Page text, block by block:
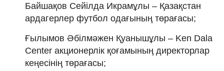
Байшақов Сейілда Икрамұлы – Қазақстан
ардагерлер футбол одағының төрағасы;
Ғылымов Әбілмәжен Қуанышұлы – Ken Dala
Center акционерлік қоғамының директорлар
кеңесінің төрағасы;